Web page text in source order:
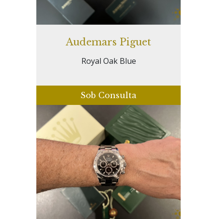
Audemars Piguet
Royal Oak Blue
Sob Consulta